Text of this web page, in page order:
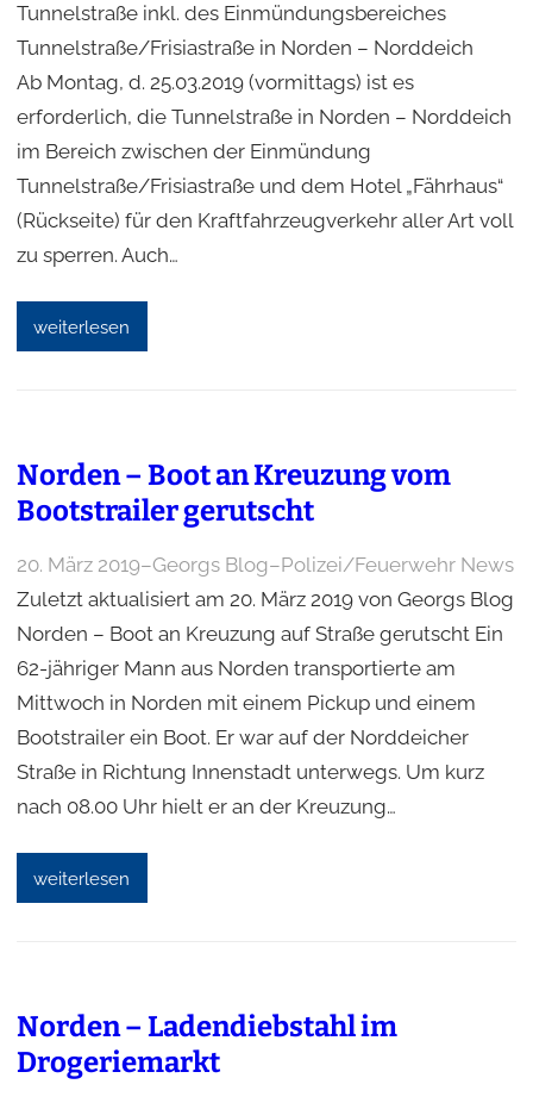
Tunnelstraße inkl. des Einmündungsbereiches
Tunnelstraße/Frisiastraße in Norden – Norddeich
Ab Montag, d. 25.03.2019 (vormittags) ist es
erforderlich, die Tunnelstraße in Norden – Norddeich
im Bereich zwischen der Einmündung
Tunnelstraße/Frisiastraße und dem Hotel „Fährhaus“
(Rückseite) für den Kraftfahrzeugverkehr aller Art voll
zu sperren. Auch…
weiterlesen
Norden – Boot an Kreuzung vom
Bootstrailer gerutscht
20. März 2019–Georgs Blog–Polizei/Feuerwehr News
Zuletzt aktualisiert am 20. März 2019 von Georgs Blog
Norden – Boot an Kreuzung auf Straße gerutscht Ein
62-jähriger Mann aus Norden transportierte am
Mittwoch in Norden mit einem Pickup und einem
Bootstrailer ein Boot. Er war auf der Norddeicher
Straße in Richtung Innenstadt unterwegs. Um kurz
nach 08.00 Uhr hielt er an der Kreuzung…
weiterlesen
Norden – Ladendiebstahl im
Drogeriemarkt